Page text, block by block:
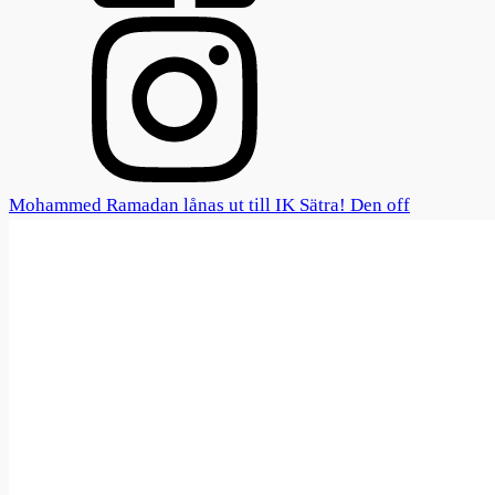
Mohammed Ramadan lånas ut till IK Sätra! Den off